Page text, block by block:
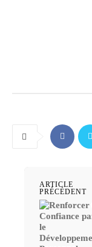
ARTICLE
PRÉCÉDENT